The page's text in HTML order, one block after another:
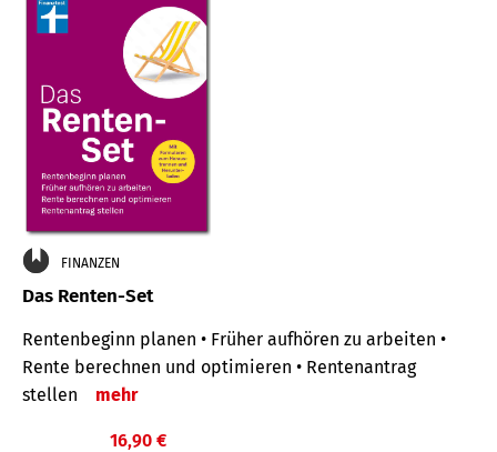
FINANZEN
Das Renten-Set
Rentenbeginn planen • Früher aufhören zu arbeiten •
Rente berechnen und optimieren • Rentenantrag
stellen
mehr
16,90 €